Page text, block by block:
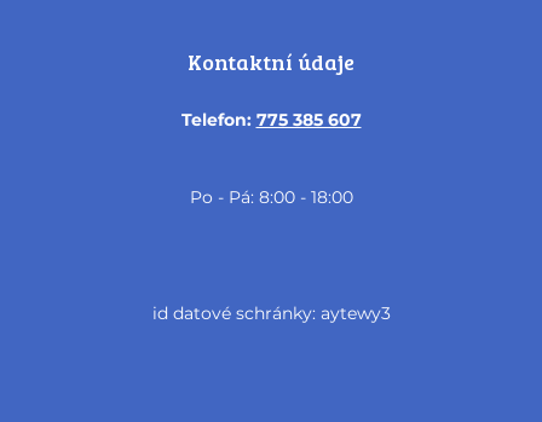
Kontaktní údaje
Telefon: 775 385 607
Po - Pá: 8:00 - 18:00
id datové schránky: aytewy3